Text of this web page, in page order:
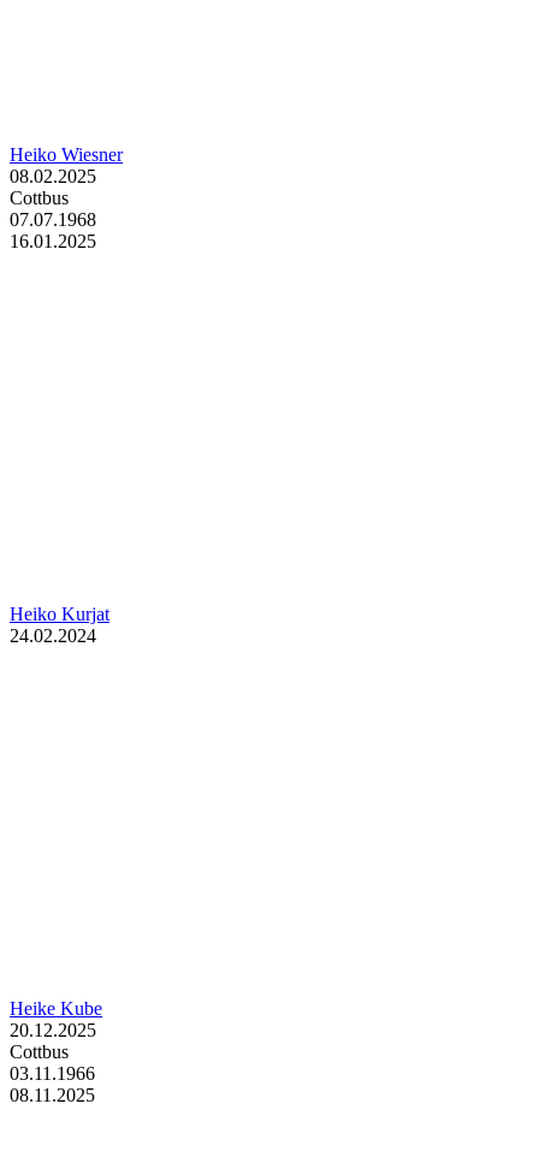
Heiko Wiesner
08.02.2025
Cottbus
07.07.1968
16.01.2025
Heiko Kurjat
24.02.2024
Heike Kube
20.12.2025
Cottbus
03.11.1966
08.11.2025